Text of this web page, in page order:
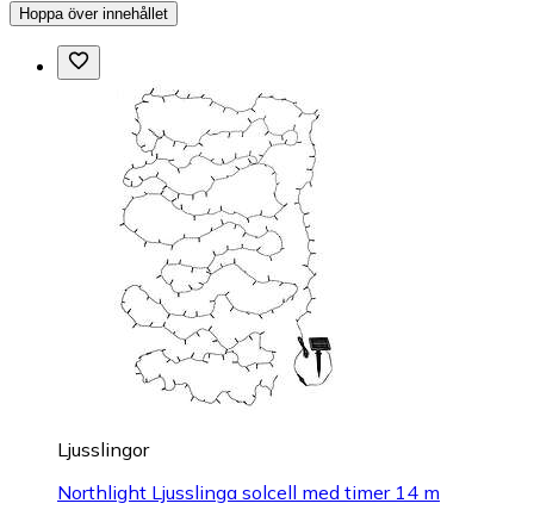
Hoppa över innehållet
Ljusslingor
Northlight Ljusslinga solcell med timer 14 m